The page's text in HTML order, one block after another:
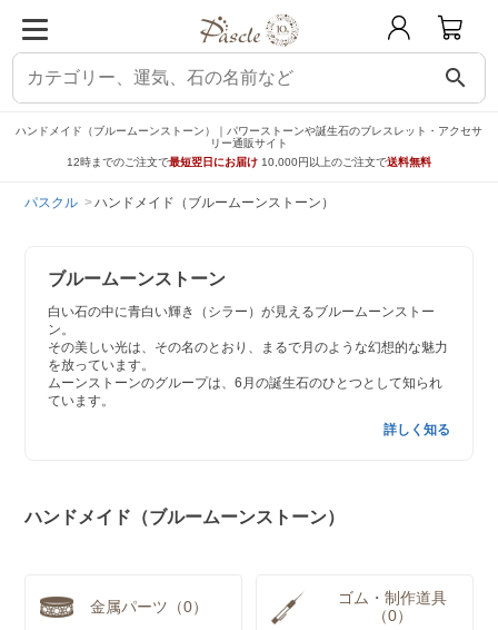
search
ハンドメイド（ブルームーンストーン）｜パワーストーンや誕生石のブレスレット・アクセサ
リー通販サイト
12時までのご注文で最短翌日にお届け 10,000円以上のご注文で送料無料
パスクル ハンドメイド（ブルームーンストーン）
ブルームーンストーン
白い石の中に青白い輝き（シラー）が見えるブルームーンストー
ン。
その美しい光は、その名のとおり、まるで月のような幻想的な魅力
を放っています。
ムーンストーンのグループは、6月の誕生石のひとつとして知られ
ています。
詳しく知る
ハンドメイド（ブルームーンストーン）
金属パーツ（0）
ゴム・制作道具
（0）